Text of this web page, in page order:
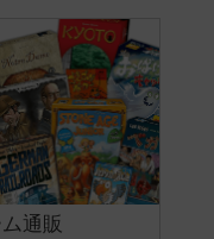
は含まれていないため、初めて
対決など、ゲームコンセプトを絞
ば「ダイスロール」はランダ
通販